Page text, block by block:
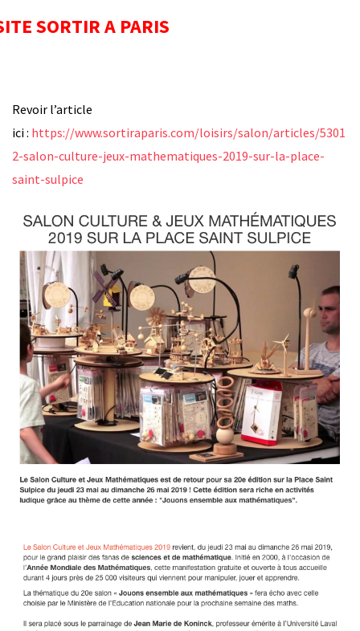
SORTIR A PARIS
Revoir l’article
ici : https://www.sortiraparis.com/loisirs/salon/articles/5301
2-salon-culture-jeux-mathematiques-2019-sur-la-place-
saint-sulpice